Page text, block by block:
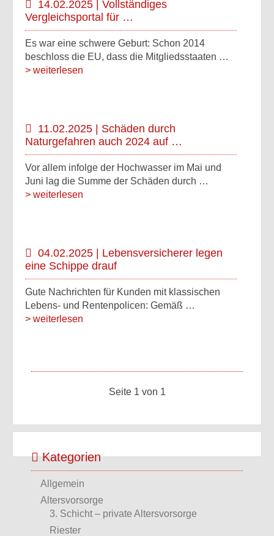
14.02.2025 | Vollständiges
Vergleichsportal für …
Es war eine schwere Geburt: Schon 2014
beschloss die EU, dass die Mitgliedsstaaten …
> weiterlesen
11.02.2025 | Schäden durch
Naturgefahren auch 2024 auf …
Vor allem infolge der Hochwasser im Mai und
Juni lag die Summe der Schäden durch …
> weiterlesen
04.02.2025 | Lebensversicherer legen
eine Schippe drauf
Gute Nachrichten für Kunden mit klassischen
Lebens- und Rentenpolicen: Gemäß …
> weiterlesen
Seite 1 von 1
Kategorien
Allgemein
Altersvorsorge
3. Schicht – private Altersvorsorge
Riester